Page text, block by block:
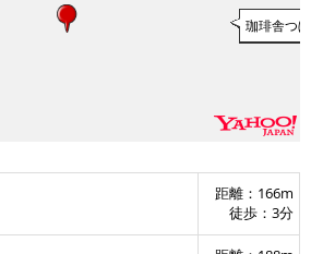
珈琲舎つ
距離：166m
徒歩：3分